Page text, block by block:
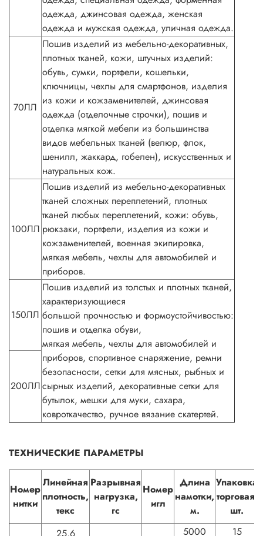
одежда, джинсовая одежда, женская
одежда и мужская одежда, уличная одежда.
70ЛЛ
Пошив изделий из мебельно-декоративных,
плотных тканей, кожи, штучных изделий:
обувь, сумки, портфели, кошельки,
ключницы, чехлы для смартфонов, изделия
из кожи и кожзаменителей, джинсовая
одежда (отделочные строчки), пошив и
отделка мягкой мебели из большинства
видов мебельных тканей (велюр, флок,
шенилл, жаккард, гобелен), искусственных и
натуральных кож.
100ЛЛ
Пошив изделий из мебельно-декоративных
тканей сложных переплетений, плотных
тканей любых переплетений, кожи: обувь,
рюкзаки, портфели, изделия из кожи и
кожзаменителей, военная экипировка,
мягкая мебель, чехлы для автомобилей и
приборов.
150ЛЛ
Пошив изделий из толстых и плотных тканей,
характеризующиеся
большой прочностью и формоустойчивостью:
пошив и отделка обуви,
мягкая мебель, чехлы для автомобилей и
приборов, спортивное снаряжение, ремни
безопасности, сетки для мясных, рыбных и
сырных изделий, декоративные сетки для
бутылок, мешки для муки, сахара,
ковроткачество, ручное вязание скатертей.
200ЛЛ
ТЕХНИЧЕСКИЕ ПАРАМЕТРЫ
Номер
нитки
Линейная
плотность,
текс
Разрывная
нагрузка,
гс
Номер
игл
Длина
намотки,
м.
Упаковка
торговая,
шт.
5000
15